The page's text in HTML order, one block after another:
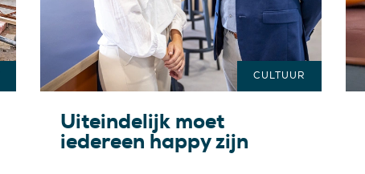
Uiteindelijk moet
iedereen happy zijn
CULTUUR